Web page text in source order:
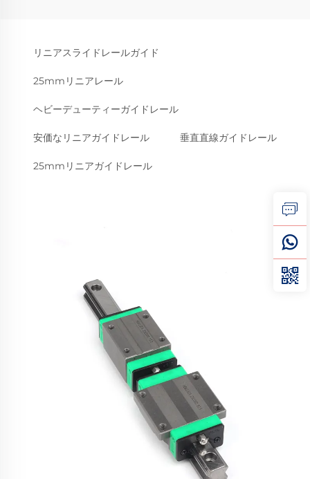
リニアスライドレールガイド
25mmリニアレール
ヘビーデューティーガイドレール
安価なリニアガイドレール 垂直直線ガイドレール
25mmリニアガイドレール